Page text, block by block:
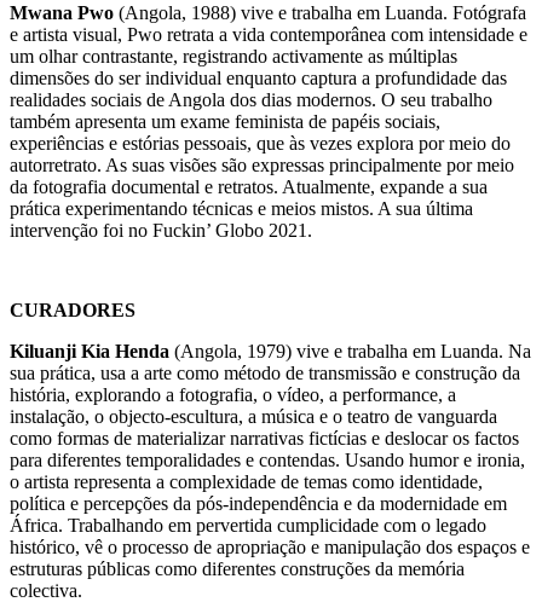
Mwana Pwo (Angola, 1988) vive e trabalha em Luanda. Fotógrafa
e artista visual, Pwo retrata a vida contemporânea com intensidade e
um olhar contrastante, registrando activamente as múltiplas
dimensões do ser individual enquanto captura a profundidade das
realidades sociais de Angola dos dias modernos. O seu trabalho
também apresenta um exame feminista de papéis sociais,
experiências e estórias pessoais, que às vezes explora por meio do
autorretrato. As suas visões são expressas principalmente por meio
da fotografia documental e retratos. Atualmente, expande a sua
prática experimentando técnicas e meios mistos. A sua última
intervenção foi no Fuckin’ Globo 2021.
CURADORES
Kiluanji Kia Henda (Angola, 1979) vive e trabalha em Luanda. Na
sua prática, usa a arte como método de transmissão e construção da
história, explorando a fotografia, o vídeo, a performance, a
instalação, o objecto-escultura, a música e o teatro de vanguarda
como formas de materializar narrativas fictícias e deslocar os factos
para diferentes temporalidades e contendas. Usando humor e ironia,
o artista representa a complexidade de temas como identidade,
política e percepções da pós-independência e da modernidade em
África. Trabalhando em pervertida cumplicidade com o legado
histórico, vê o processo de apropriação e manipulação dos espaços e
estruturas públicas como diferentes construções da memória
colectiva.